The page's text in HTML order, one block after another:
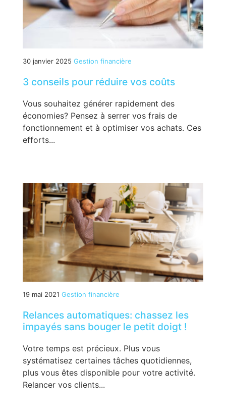
30 janvier 2025 Gestion financière
3 conseils pour réduire vos coûts
Vous souhaitez générer rapidement des
économies? Pensez à serrer vos frais de
fonctionnement et à optimiser vos achats. Ces
efforts...
19 mai 2021 Gestion financière
Relances automatiques: chassez les
impayés sans bouger le petit doigt !
Votre temps est précieux. Plus vous
systématisez certaines tâches quotidiennes,
plus vous êtes disponible pour votre activité.
Relancer vos clients...